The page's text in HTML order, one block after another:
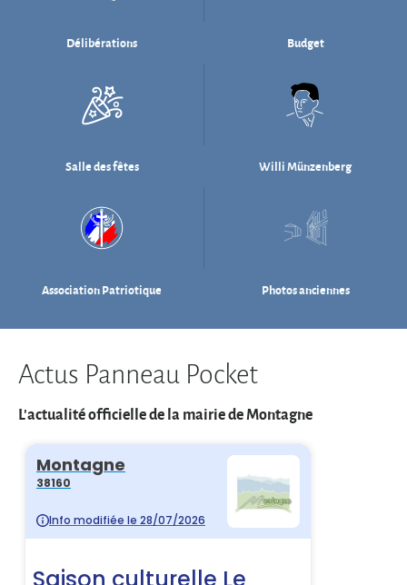
Salle des fêtes Willi Münzenberg
Association Patriotique Photos anciennes
Actus Panneau Pocket
L'actualité officielle de la mairie de Montagne